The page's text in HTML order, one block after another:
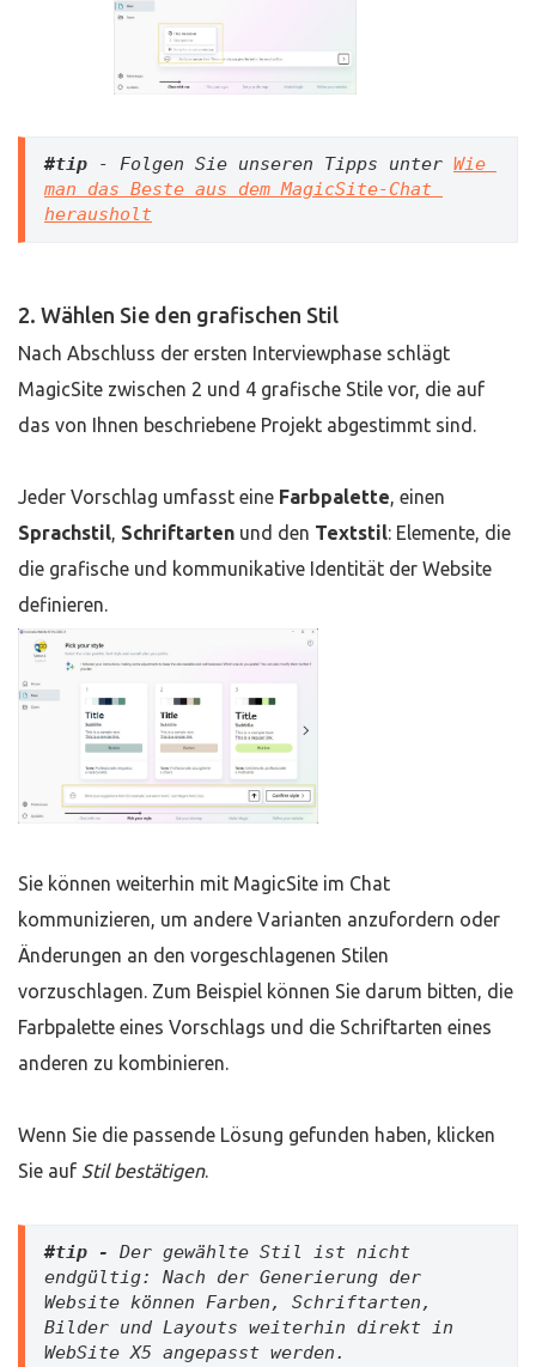
#tip - Folgen Sie unseren Tipps unter Wie
man das Beste aus dem MagicSite-Chat
herausholt
2. Wählen Sie den grafischen Stil
Nach Abschluss der ersten Interviewphase schlägt
MagicSite zwischen 2 und 4 grafische Stile vor, die auf
das von Ihnen beschriebene Projekt abgestimmt sind.
Jeder Vorschlag umfasst eine Farbpalette, einen
Sprachstil, Schriftarten und den Textstil: Elemente, die
die grafische und kommunikative Identität der Website
definieren.
Sie können weiterhin mit MagicSite im Chat
kommunizieren, um andere Varianten anzufordern oder
Änderungen an den vorgeschlagenen Stilen
vorzuschlagen. Zum Beispiel können Sie darum bitten, die
Farbpalette eines Vorschlags und die Schriftarten eines
anderen zu kombinieren.
Wenn Sie die passende Lösung gefunden haben, klicken
Sie auf Stil bestätigen.
#tip -
Der gewählte Stil ist nicht
endgültig: Nach der Generierung der
Website können Farben, Schriftarten,
Bilder und Layouts weiterhin direkt in
WebSite X5 angepasst werden.